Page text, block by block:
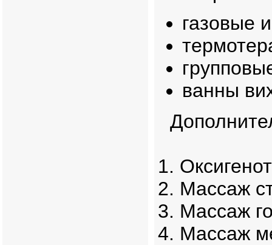
газовые
ванны
1.
2. Массаж
3. Массаж
4. Массаж